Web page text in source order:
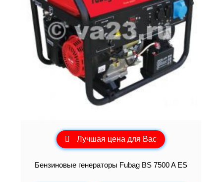
Лучшая цена для Вас
Бензиновые генераторы Fubag BS 7500 A ES